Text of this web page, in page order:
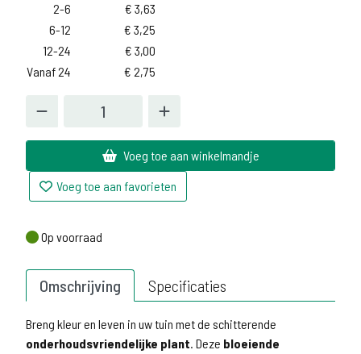
2-6
€ 3,63
6-12
€ 3,25
12-24
€ 3,00
Vanaf 24
€ 2,75
Voeg toe aan winkelmandje
Voeg toe aan favorieten
Op voorraad
Op voorraad
Omschrijving Specificaties
Breng kleur en leven in uw tuin met de schitterende
onderhoudsvriendelijke plant. Deze bloeiende